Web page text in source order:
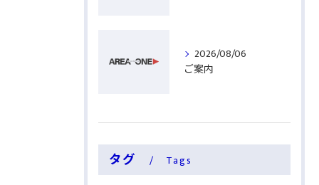
2026/08/06
ご案内
タグ Tags